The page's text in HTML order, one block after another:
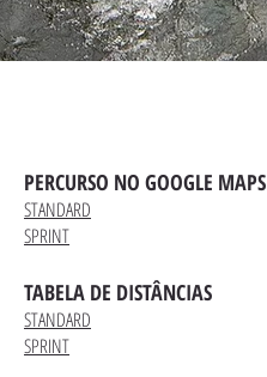
PERCURSO NO GOOGLE MAPS
STANDARD
SPRINT
TABELA DE DISTÂNCIAS
STANDARD
SPRINT